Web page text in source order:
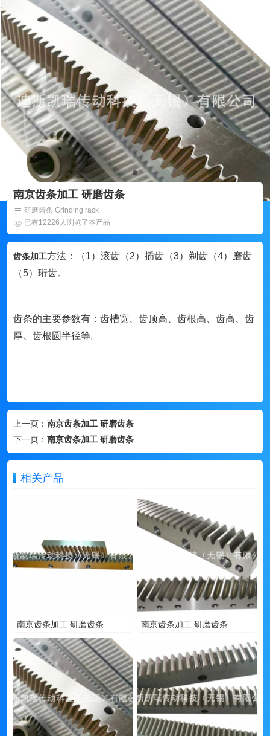
南京齿条加工 研磨齿条
研磨齿条 Grinding rack
已有12226人浏览了本产品
齿条加工方法：（1）滚齿（2）插齿（3）剃齿（4）磨齿
（5）珩齿。
齿条的主要参数有：齿槽宽、齿顶高、齿根高、齿高、齿
厚、齿根圆半径等。
上一页： 南京齿条加工 研磨齿条
下一页： 南京齿条加工 研磨齿条
相关产品
南京齿条加工 研磨齿条 南京齿条加工 研磨齿条